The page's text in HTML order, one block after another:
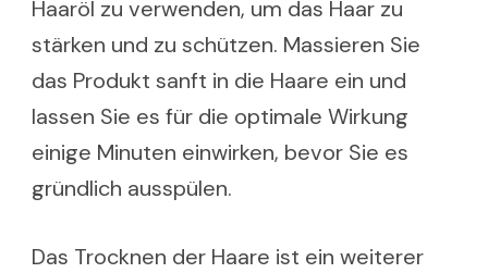
Haaröl zu verwenden, um das Haar zu
stärken und zu schützen. Massieren Sie
das Produkt sanft in die Haare ein und
lassen Sie es für die optimale Wirkung
einige Minuten einwirken, bevor Sie es
gründlich ausspülen.
Das Trocknen der Haare ist ein weiterer